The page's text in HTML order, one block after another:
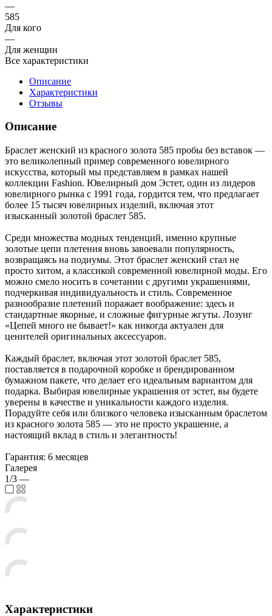
—
585
Для кого
—
Для женщин
Все характеристики
Описание
Характеристики
Отзывы
Описание
Браслет женский из красного золота 585 пробы без вставок —
это великолепный пример современного ювелирного
искусства, который мы представляем в рамках нашей
коллекции Fashion. Ювелирный дом Эстет, один из лидеров
ювелирного рынка с 1991 года, гордится тем, что предлагает
более 15 тысяч ювелирных изделий, включая этот
изысканный золотой браслет 585.
Среди множества модных тенденций, именно крупные
золотые цепи плетения вновь завоевали популярность,
возвращаясь на подиумы. Этот браслет женский стал не
просто хитом, а классикой современной ювелирной моды. Его
можно смело носить в сочетании с другими украшениями,
подчеркивая индивидуальность и стиль. Современное
разнообразие плетений поражает воображение: здесь и
стандартные якорные, и сложные фигурные жгуты. Лозунг
«Цепей много не бывает!» как никогда актуален для
ценителей оригинальных аксессуаров.
Каждый браслет, включая этот золотой браслет 585,
поставляется в подарочной коробке и брендированном
бумажном пакете, что делает его идеальным вариантом для
подарка. Выбирая ювелирные украшения от эстет, вы будете
уверены в качестве и уникальности каждого изделия.
Порадуйте себя или близкого человека изысканным браслетом
из красного золота 585 — это не просто украшение, а
настоящий вклад в стиль и элегантность!
Гарантия: 6 месяцев
Галерея
1/3 —
Характеристики